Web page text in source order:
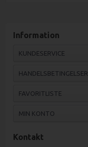
Information
KUNDESERVICE
HANDELSBETINGELSER
FAVORITLISTE
MIN KONTO
Kontakt